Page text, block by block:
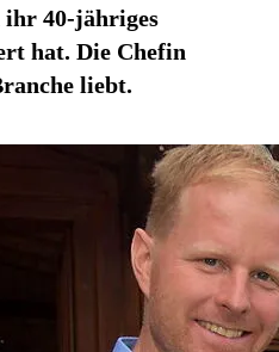
ihr 40-jähriges
hat. Die Chefin
liebt.